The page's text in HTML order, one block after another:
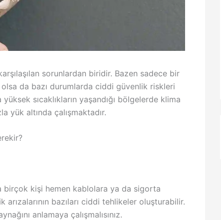
sorunlardan biridir. Bazen sadece bir
da bazı durumlarda ciddi güvenlik riskleri
sıcaklıkların yaşandığı bölgelerde klima
yük altında çalışmaktadır.
birçok kişi hemen kablolara ya da sigorta
bazıları ciddi tehlikeler oluşturabilir.
anlamaya çalışmalısınız.